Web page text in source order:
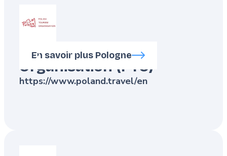
Polish Tourism
Organisation (PTO)
https://www.poland.travel/en
En savoir plus Pologne